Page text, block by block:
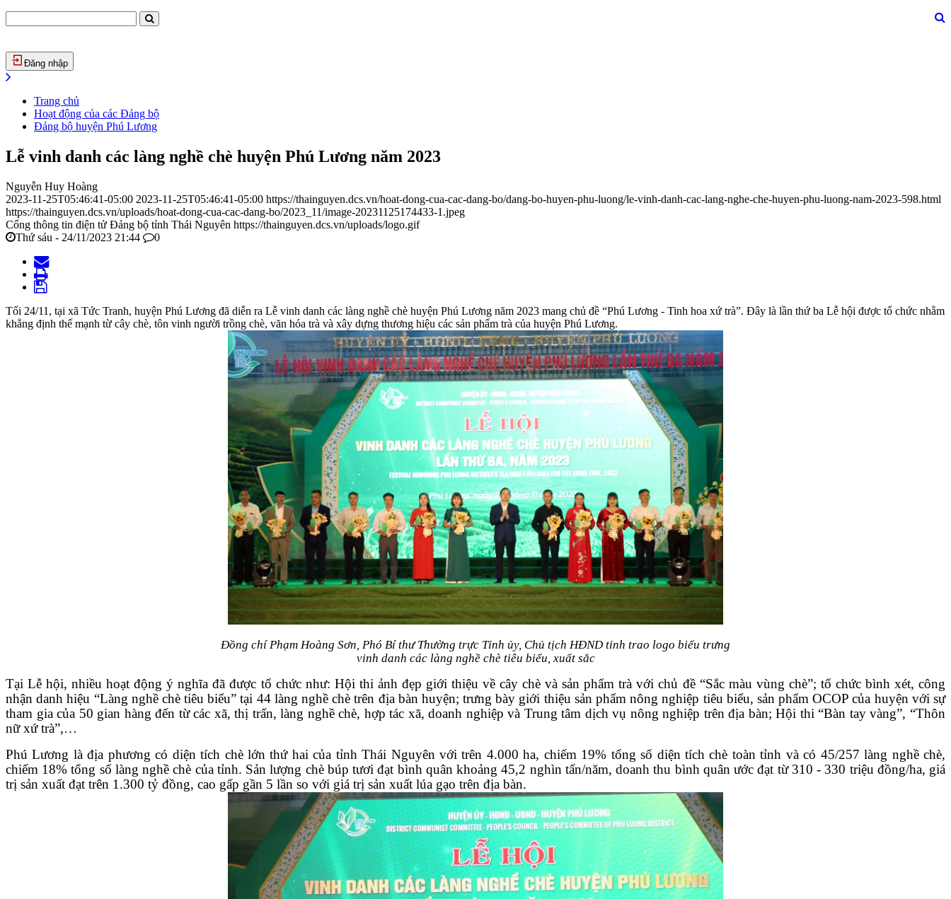
Đăng nhập
Trang chủ
Hoạt động của các Đảng bộ
Đảng bộ huyện Phú Lương
Lễ vinh danh các làng nghề chè huyện Phú Lương năm 2023
Nguyễn Huy Hoàng
2023-11-25T05:46:41-05:00 2023-11-25T05:46:41-05:00 https://thainguyen.dcs.vn/hoat-dong-cua-cac-dang-bo/dang-bo-huyen-phu-luong/le-vinh-danh-cac-lang-nghe-che-huyen-phu-luong-nam-2023-598.html
https://thainguyen.dcs.vn/uploads/hoat-dong-cua-cac-dang-bo/2023_11/image-20231125174433-1.jpeg
Cổng thông tin điện tử Đảng bộ tỉnh Thái Nguyên https://thainguyen.dcs.vn/uploads/logo.gif
Thứ sáu - 24/11/2023 21:44
0
Tối 24/11, tại xã Tức Tranh, huyện Phú Lương đã diễn ra Lễ vinh danh các làng nghề chè huyện Phú Lương năm 2023 mang chủ đề “Phú Lương - Tinh hoa xứ trà”. Đây là lần thứ ba Lễ hội được tổ chức nhằm
khẳng định thế mạnh từ cây chè, tôn vinh người trồng chè, văn hóa trà và xây dựng thương hiệu các sản phẩm trà của huyện Phú Lương.
Đồng chí Phạm Hoàng Sơn, Phó Bí thư Thường trực Tỉnh ủy, Chủ tịch HĐND tỉnh trao logo biểu trưng
vinh danh các làng nghề chè tiêu biểu, xuất sắc
Tại Lễ hội, nhiều hoạt động ý nghĩa đã được tổ chức như: Hội thi ảnh đẹp giới thiệu về cây chè và sản phẩm trà với chủ đề “Sắc màu vùng chè”; tổ chức bình xét, công
nhận danh hiệu “Làng nghề chè tiêu biểu” tại 44 làng nghề chè trên địa bàn huyện; trưng bày giới thiệu sản phẩm nông nghiệp tiêu biểu, sản phẩm OCOP của huyện với sự
tham gia của 50 gian hàng đến từ các xã, thị trấn, làng nghề chè, hợp tác xã, doanh nghiệp và Trung tâm dịch vụ nông nghiệp trên địa bàn; Hội thi “Bàn tay vàng”, “Thôn
nữ xứ trà”,…
Phú Lương là địa phương có diện tích chè lớn thứ hai của tỉnh Thái Nguyên với trên 4.000 ha, chiếm 19% tổng số diện tích chè toàn tỉnh và có 45/257 làng nghề chè,
chiếm 18% tổng số làng nghề chè của tỉnh. Sản lượng chè búp tươi đạt bình quân khoảng 45,2 nghìn tấn/năm, doanh thu bình quân ước đạt từ 310 - 330 triệu đồng/ha, giá
trị sản xuất đạt trên 1.300 tỷ đồng, cao gấp gần 5 lần so với giá trị sản xuất lúa gạo trên địa bàn.